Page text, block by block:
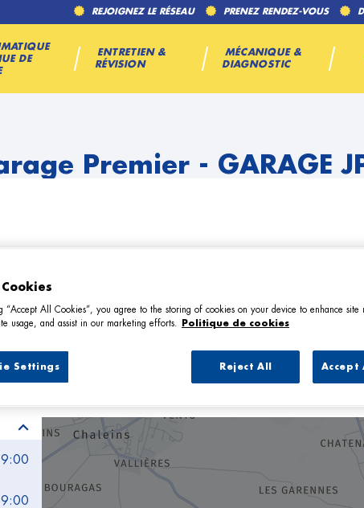
REJOIGNEZ LE RÉSEAU PRENEZ RENDEZ-VOUS
DE
ENTRETIEN &
RÉVISION
MÉCANIQUE &
DIAGNOSTIC
Premier - GARAGE
“Accept All Cookies”, you agree to the storing of cookies on your device to enhance site
usage, and assist in our marketing efforts.
Politique de cookies
Reject All Accept
Settings